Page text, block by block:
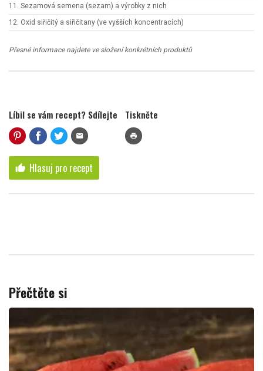
11. Sezamová semena (sezam) a výrobky z nich
12. Oxid siřičitý a siřičitany (ve vyšších koncentracích)
Přesné informace najdete ve složení konkrétních produktů
Líbil se vám recept? Sdílejte
mail
Tiskněte
print
thumb_up Hlasuj pro recept
Přečtěte si